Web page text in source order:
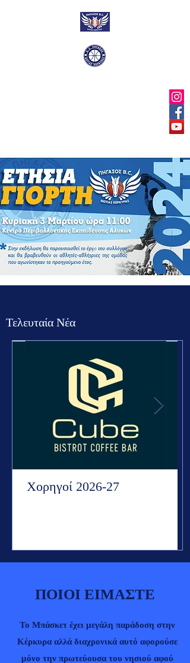
Τελευταία Νέα
Χορηγοί 2026-27
ΠΟΙΟΙ ΕΙΜΑΣΤΕ
Το Μπάσκετ έχει μεγάλη παράδοση στην
Κέρκυρα αλλά διαχρονικά αυτό αφορούσε
μόνο την πρωτεύουσα του νησιού αφού